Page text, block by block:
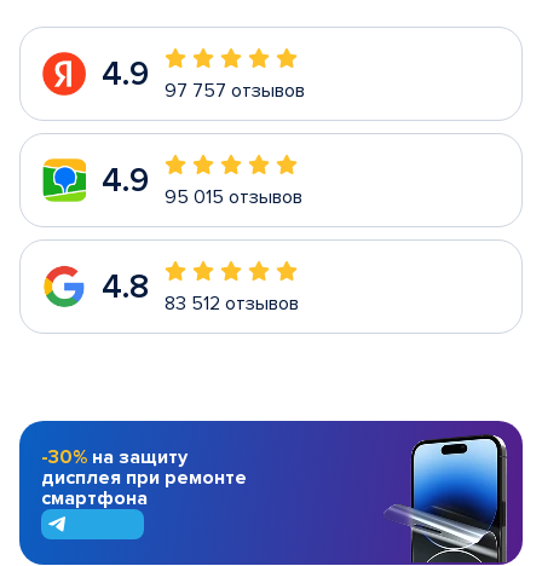
4.9 97 757 отзывов
4.9 95 015 отзывов
4.8 83 512 отзывов
-30% на защиту
дисплея при ремонте
смартфона